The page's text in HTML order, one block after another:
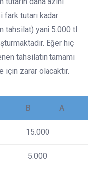
fark tutarı kadar
tahsilat) yani 5.000 tl
Eğer hiç
tahsilatın tamamı
için zarar olacaktır.
B A
15.000
5.000